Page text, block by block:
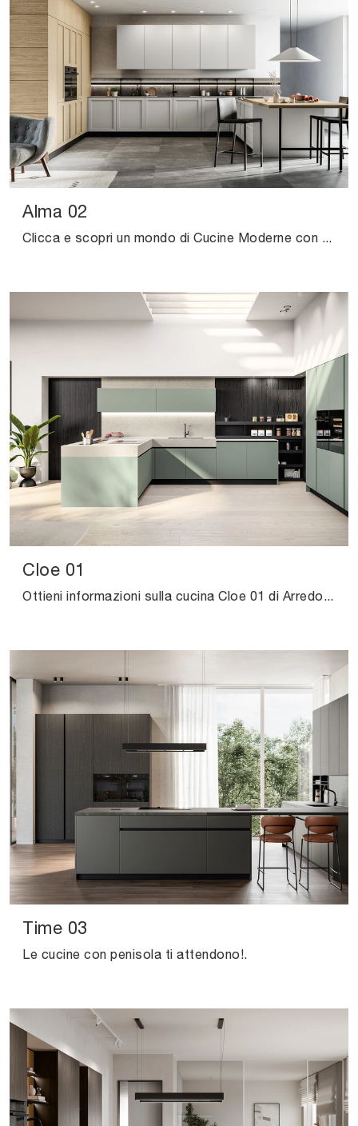
Alma 02
Clicca e scopri un mondo di Cucine Moderne con penisola: la cucina Alma 02 Arredo3 in Pet ti sta aspettando!
Cloe 01
Ottieni informazioni sulla cucina Cloe 01 di Arredo3: questa soluzione in laminato sarà l'acquisto ideale per te!
Time 03
Le cucine con penisola ti attendono!.